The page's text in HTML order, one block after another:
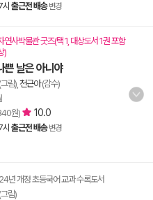
출근전 배송 변경
사박물관 굿즈(택 1, 대상도서 1권 포함
)
쁜 날은 아니야
림), 천근아(감수)
원) 10.0
출근전 배송 변경
년 개정 초등국어 교과 수록도서
림)